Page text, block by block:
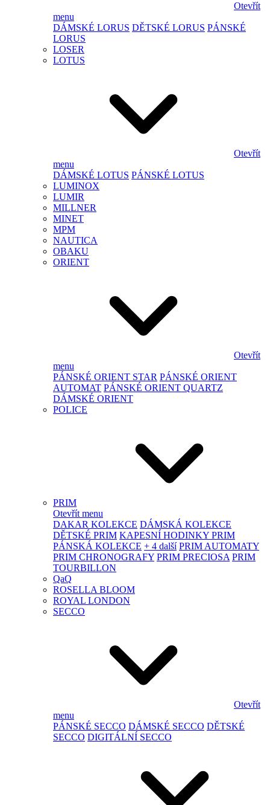
Otevřít
menu
DÁMSKÉ LORUS DĚTSKÉ LORUS PÁNSKÉ
LORUS
LOSER
LOTUS
Otevřít
menu
DÁMSKÉ LOTUS PÁNSKÉ LOTUS
LUMINOX
LUMIR
MILLNER
MINET
MPM
NAUTICA
OBAKU
ORIENT
Otevřít
menu
PÁNSKÉ ORIENT STAR PÁNSKÉ ORIENT
AUTOMAT PÁNSKÉ ORIENT QUARTZ
DÁMSKÉ ORIENT
POLICE
PRIM
Otevřít menu
DAKAR KOLEKCE DÁMSKÁ KOLEKCE
DĚTSKÉ PRIM KAPESNÍ HODINKY PRIM
PÁNSKÁ KOLEKCE + 4 další PRIM AUTOMATY
PRIM CHRONOGRAFY PRIM PRECIOSA PRIM
TOURBILLON
QaQ
ROSELLA BLOOM
ROYAL LONDON
SECCO
Otevřít
menu
PÁNSKÉ SECCO DÁMSKÉ SECCO DĚTSKÉ
SECCO DIGITÁLNÍ SECCO